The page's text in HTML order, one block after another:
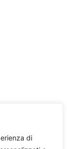
di
Bari